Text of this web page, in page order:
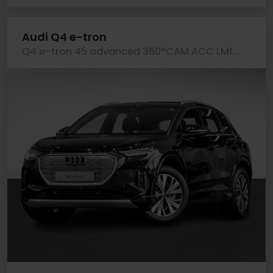
Audi Q4 e-tron
Q4 e-tron 45 advanced 360°CAM ACC LM19 E-KLAPPE